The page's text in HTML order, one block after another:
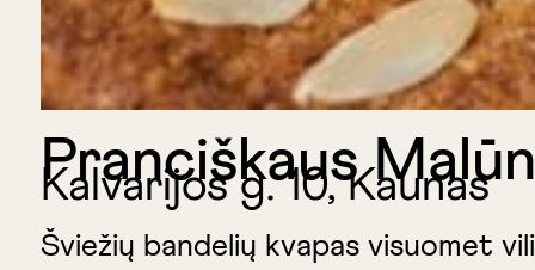
Pranciškaus
Kalvarijos g. 10, Kaunas
Šviežių bandelių kvapas visuomet